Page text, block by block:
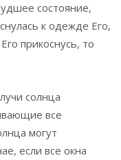
состояние,
к одежде Его,
прикоснусь, то
солнца
все
могут
если все окна